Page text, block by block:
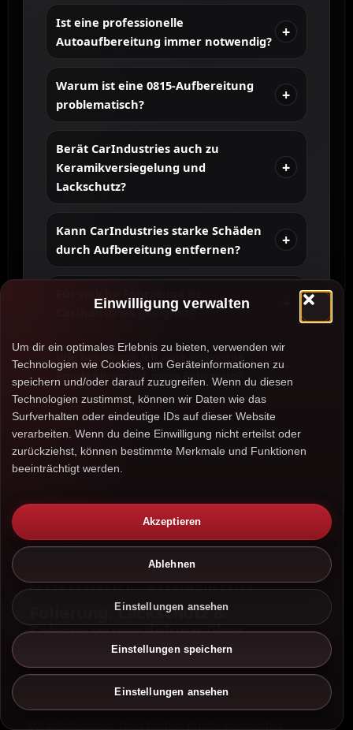
Einwilligung verwalten
Um dir ein optimales Erlebnis zu bieten, verwenden wir
Technologien wie Cookies, um Geräteinformationen zu
speichern und/oder darauf zuzugreifen. Wenn du diesen
Technologien zustimmst, können wir Daten wie das
Surfverhalten oder eindeutige IDs auf dieser Website
verarbeiten. Wenn du deine Einwilligung nicht erteilst oder
zurückziehst, können bestimmte Merkmale und Funktionen
beeinträchtigt werden.
Akzeptieren
Ablehnen
Einstellungen ansehen
Einstellungen speichern
Einstellungen ansehen
Ist eine professionelle
Autoaufbereitung immer notwendig?
Warum ist eine 0815-Aufbereitung
problematisch?
Berät CarIndustries auch zu
Keramikversiegelung und
Lackschutz?
Kann CarIndustries starke Schäden
durch Aufbereitung entfernen?
CarIndustries geeignet?
Wie bekomme ich eine passende
Empfehlung für mein Fahrzeug?
100%
PARTNERBEREICH · WRAPINDUSTRIES
Folierung, Lackschutz &
Fahrzeugveredelung über
WrapIndustries
Für Car Wrapping, Lackschutzfolie, Scheibentönung